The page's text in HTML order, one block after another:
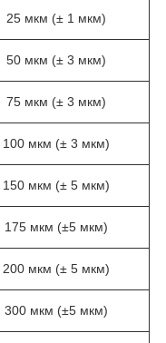
25 мкм (± 1 мкм)
50 мкм (± 3 мкм)
75 мкм (± 3 мкм)
100 мкм (± 3 мкм)
150 мкм (± 5 мкм)
175 мкм (±5 мкм)
200 мкм (± 5 мкм)
300 мкм (±5 мкм)